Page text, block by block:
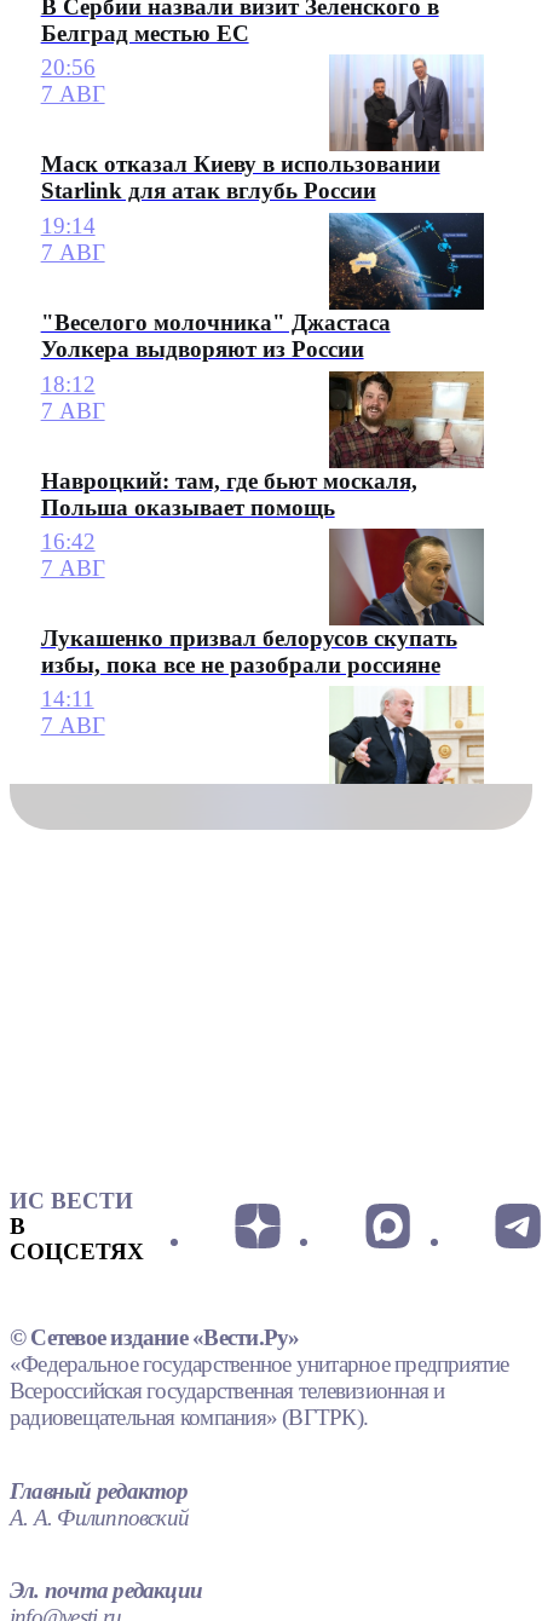
В Сербии назвали визит Зеленского в
Белград местью ЕС
20:56
7 АВГ
Маск отказал Киеву в использовании
Starlink для атак вглубь России
19:14
7 АВГ
"Веселого молочника" Джастаса
Уолкера выдворяют из России
18:12
7 АВГ
Навроцкий: там, где бьют москаля,
Польша оказывает помощь
16:42
7 АВГ
Лукашенко призвал белорусов скупать
избы, пока все не разобрали россияне
14:11
7 АВГ
ИС ВЕСТИ
В
СОЦСЕТЯХ
© Сетевое издание «Вести.Ру»
«Федеральное государственное унитарное предприятие
Всероссийская государственная телевизионная и
радиовещательная компания» (ВГТРК).
Главный редактор
А. А. Филипповский
Эл. почта редакции